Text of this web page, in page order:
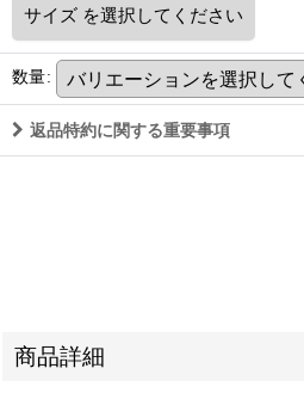
サイズ を選択してください
数量:
返品特約に関する重要事項
商品詳細